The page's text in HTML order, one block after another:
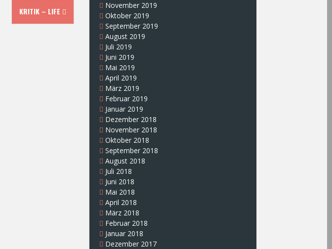
KRITIK – LIFE
November 2019
Oktober 2019
September 2019
August 2019
Juli 2019
Juni 2019
Mai 2019
April 2019
März 2019
Februar 2019
Januar 2019
Dezember 2018
November 2018
Oktober 2018
September 2018
August 2018
Juli 2018
Juni 2018
Mai 2018
April 2018
März 2018
Februar 2018
Januar 2018
Dezember 2017